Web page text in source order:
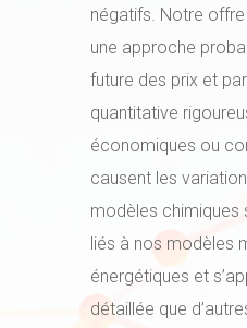
négatifs. Notre
une approche
future des prix et
quantitative
économiques ou
causent les
modèles chimiques
liés à nos modèles
énergétiques et
détaillée que